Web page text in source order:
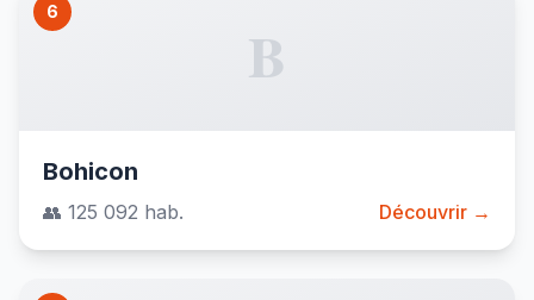
6
B
Bohicon
👥 125 092 hab. Découvrir →